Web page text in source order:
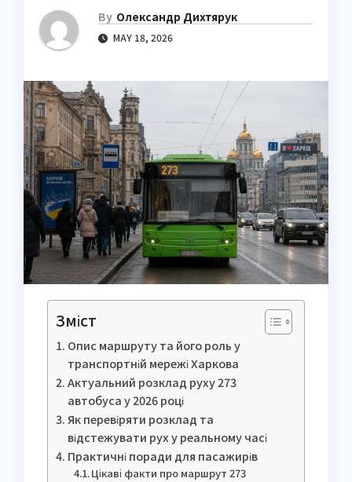
By Олександр Дихтярук
MAY 18, 2026
Зміст
Опис маршруту та його роль у
транспортній мережі Харкова
Актуальний розклад руху 273
автобуса у 2026 році
Як перевіряти розклад та
відстежувати рух у реальному часі
Практичні поради для пасажирів
Цікаві факти про маршрут 273